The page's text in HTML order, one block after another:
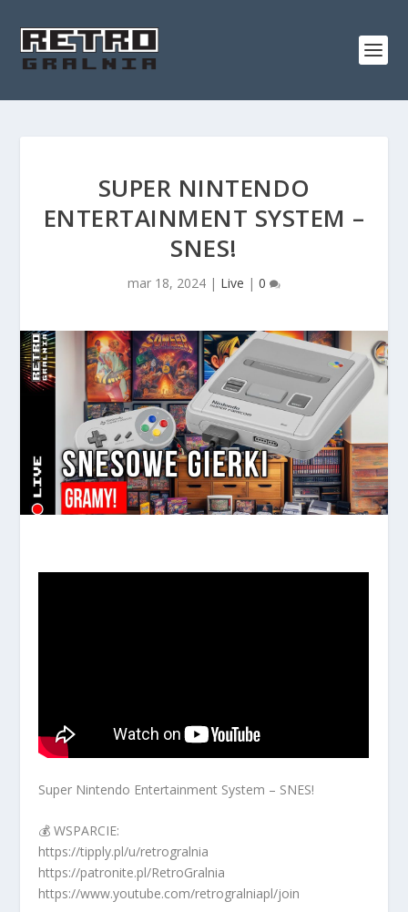
SUPER NINTENDO
ENTERTAINMENT SYSTEM –
SNES!
mar 18, 2024 | Live | 0
Super Nintendo Entertainment System – SNES!
💰 WSPARCIE:
https://tipply.pl/u/retrogralnia
https://patronite.pl/RetroGralnia
https://www.youtube.com/retrogralniapl/join